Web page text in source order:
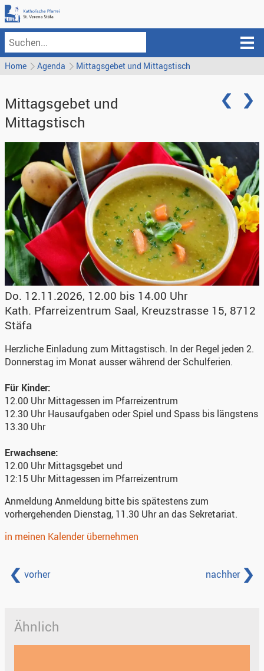
Home Agenda Mittagsgebet und Mittagstisch
Mittagsgebet und
Mittagstisch
Do. 12.11.2026, 12.00 bis 14.00 Uhr
Kath. Pfarreizentrum Saal, Kreuzstrasse 15, 8712
Stäfa
Herzliche Einladung zum Mittagstisch. In der Regel jeden 2.
Donnerstag im Monat ausser während der Schulferien.
Für Kinder:
12.00 Uhr Mittagessen im Pfarreizentrum
12.30 Uhr Hausaufgaben oder Spiel und Spass bis längstens
13.30 Uhr
Erwachsene:
12.00 Uhr Mittagsgebet und
12:15 Uhr Mittagessen im Pfarreizentrum
Anmeldung Anmeldung bitte bis spätestens zum
vorhergehenden Dienstag, 11.30 Uhr an das Sekretariat.
in meinen Kalender übernehmen
vorher nachher
Ähnlich